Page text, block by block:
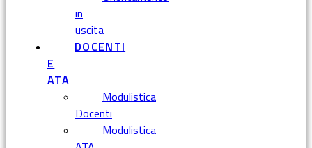
in
uscita
DOCENTI
E
ATA
Modulistica
Docenti
Modulistica